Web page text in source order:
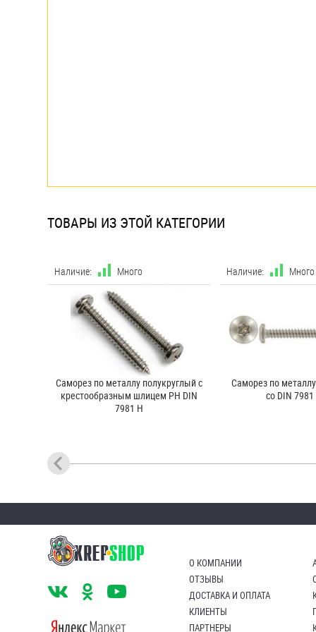
ТОВАРЫ ИЗ ЭТОЙ КАТЕГОРИИ
Наличие: Много
Саморез по металлу полукруглый с
крестообразным шлицем PH DIN
7981 H
Наличие: Много
Саморез по
со DIN 7981
Саморез по металлу потайной с
прямым шлицем DIN 7972
7982 TORX
Саморез полукруглый со сверлом
DIN 7504M (N) TORX
склада от 1 дня
крестообразным шлицем PZ и
О КОМПАНИИ
ОТЗЫВЫ
ДОСТАВКА И ОПЛАТА
КЛИЕНТЫ
ПАРТНЕРЫ